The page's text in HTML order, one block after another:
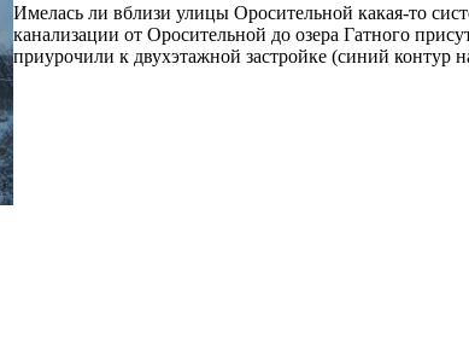
Имелась ли вблизи улицы Оросительной какая-то
канализации от Оросительной до озера Гатного
приурочили к двухэтажной застройке (синий контур